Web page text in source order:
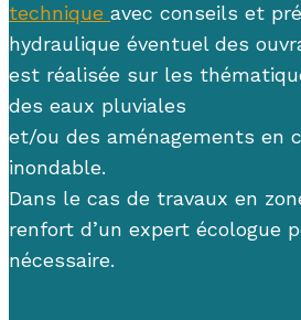
technique avec conseils et
hydraulique éventuel des
est réalisée sur les
des eaux pluviales
et/ou des aménagements en
inondable.
Dans le cas de travaux en
renfort d’un expert écologue
nécessaire.